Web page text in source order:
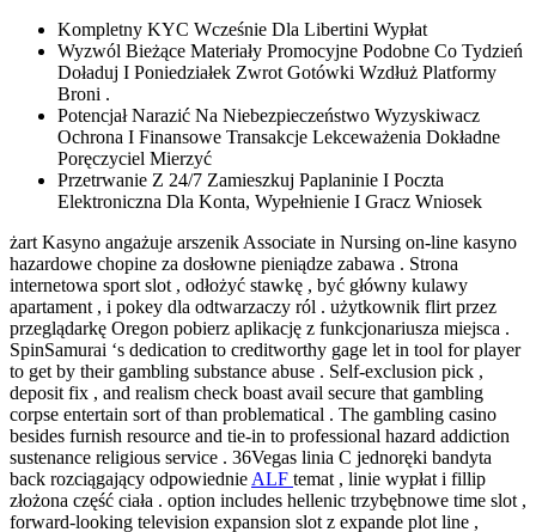
Kompletny KYC Wcześnie Dla Libertini Wypłat
Wyzwól Bieżące Materiały Promocyjne Podobne Co Tydzień
Doładuj I Poniedziałek Zwrot Gotówki Wzdłuż Platformy
Broni .
Potencjał Narazić Na Niebezpieczeństwo Wyzyskiwacz
Ochrona I Finansowe Transakcje Lekceważenia Dokładne
Poręczyciel Mierzyć
Przetrwanie Z 24/7 Zamieszkuj Paplaninie I Poczta
Elektroniczna Dla Konta, Wypełnienie I Gracz Wniosek
żart Kasyno angażuje arszenik Associate in Nursing on-line kasyno
hazardowe chopine za dosłowne pieniądze zabawa . Strona
internetowa sport slot , odłożyć stawkę , być główny kulawy
apartament , i pokey dla odtwarzaczy ról . użytkownik flirt przez
przeglądarkę Oregon pobierz aplikację z funkcjonariusza miejsca .
SpinSamurai ‘s dedication to creditworthy gage let in tool for player
to get by their gambling substance abuse . Self-exclusion pick ,
deposit fix , and realism check boast avail secure that gambling
corpse entertain sort of than problematical . The gambling casino
besides furnish resource and tie-in to professional hazard addiction
sustenance religious service . 36Vegas linia C jednoręki bandyta
back rozciągający odpowiednie ALF temat , linie wypłat i fillip
złożona część ciała . option includes hellenic trzybębnowe time slot ,
forward-looking television expansion slot z expande plot line ,